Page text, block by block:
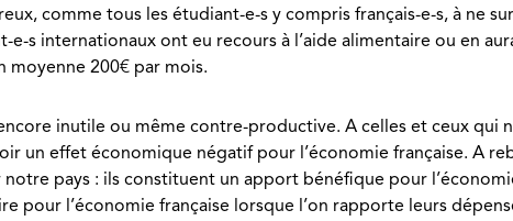
comme tous les étudiant-e-s y compris français-e-s, à ne
e-s internationaux ont eu recours à l’aide alimentaire ou en
moyenne 200€ par mois.
inutile ou même contre-productive. A celles et ceux
un effet économique négatif pour l’économie française. A
pays : ils constituent un apport bénéfique pour
pour l’économie française lorsque l’on rapporte leurs